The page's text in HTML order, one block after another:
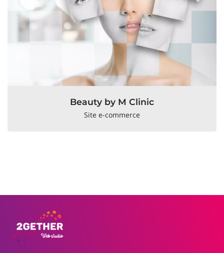
Beauty by M Clinic
Site e-commerce